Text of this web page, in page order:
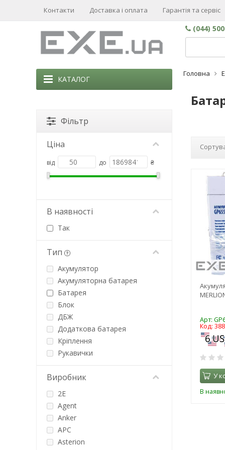
Контакти Доставка і оплата Гарантія та сервіс
(044)
КАТАЛОГ
Головна
Арт:
Код:
У
В
Фільтр
Ціна
від до ₴
В наявності
Так
Тип
Акумулятор
Акумуляторна батарея
Батарея
Блок
ДБЖ
Додаткова батарея
Кріплення
Рукавички
Виробник
2E
Agent
Anker
APC
Asterion